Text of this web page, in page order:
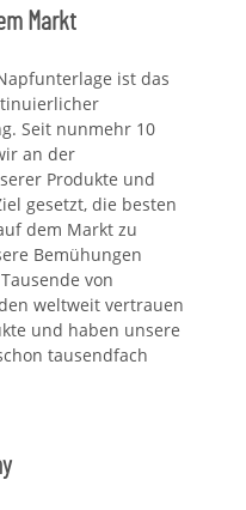
Markt
ist das
Seit nunmehr 10
an der
Produkte und
gesetzt, die besten
dem Markt zu
Bemühungen
von
weltweit vertrauen
und haben unsere
tausendfach